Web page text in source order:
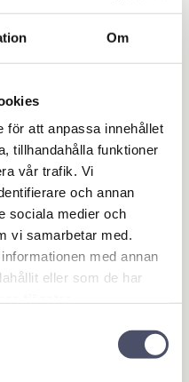
Om
för att anpassa innehållet
tillhandahålla funktioner
vår trafik. Vi
och annan
sociala medier och
vi samarbetar med.
med annan
eller som de har
till i favoriter
155x137mm, öppen storlek
175/250VAC.